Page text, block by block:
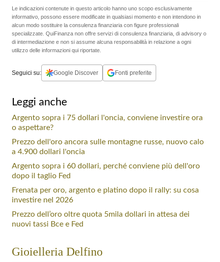
Le indicazioni contenute in questo articolo hanno uno scopo esclusivamente
informativo, possono essere modificate in qualsiasi momento e non intendono in
alcun modo sostituire la consulenza finanziaria con figure professionali
specializzate. QuiFinanza non offre servizi di consulenza finanziaria, di advisory o
di intermediazione e non si assume alcuna responsabilità in relazione a ogni
utilizzo delle informazioni qui riportate.
Seguici su: Google Discover Fonti preferite
Leggi anche
Argento sopra i 75 dollari l'oncia, conviene investire ora
o aspettare?
Prezzo dell'oro ancora sulle montagne russe, nuovo calo
a 4.900 dollari l'oncia
Argento sopra i 60 dollari, perché conviene più dell'oro
dopo il taglio Fed
Frenata per oro, argento e platino dopo il rally: su cosa
investire nel 2026
Prezzo dell’oro oltre quota 5mila dollari in attesa dei
nuovi tassi Bce e Fed
Gioielleria Delfino